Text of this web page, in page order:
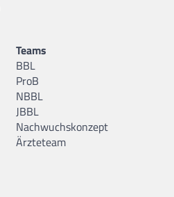
Teams
BBL
ProB
NBBL
JBBL
Nachwuchskonzept
Ärzteteam